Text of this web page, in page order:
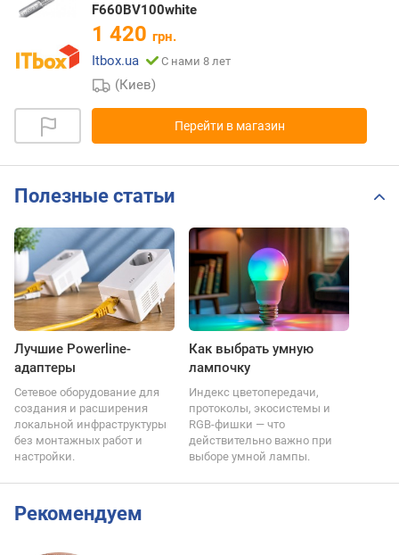
F660BV100white
1 420 грн.
Itbox.ua
С нами 8 лет
(Киев)
Перейти в магазин
Полезные статьи
Лучшие Powerline-
адаптеры
Сетевое оборудование для
создания и расширения
локальной инфраструктуры
без монтажных работ и
настройки.
Как выбрать умную
лампочку
Индекс цветопередачи,
протоколы, экосистемы и
RGB-фишки — что
действительно важно при
выборе умной лампы.
Рекомендуем